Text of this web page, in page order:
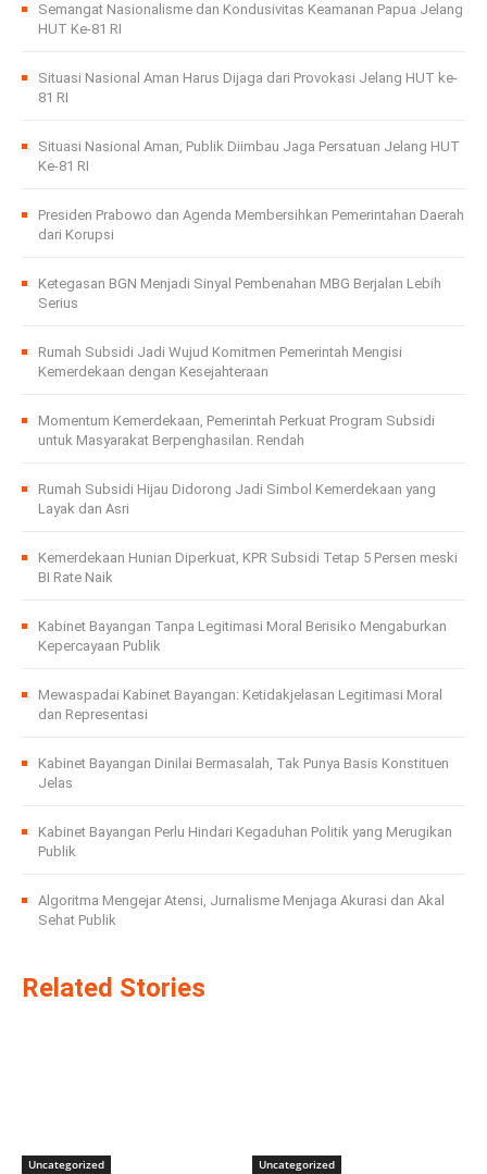
Semangat Nasionalisme dan Kondusivitas Keamanan Papua Jelang
HUT Ke-81 RI
Situasi Nasional Aman Harus Dijaga dari Provokasi Jelang HUT ke-
81 RI
Situasi Nasional Aman, Publik Diimbau Jaga Persatuan Jelang HUT
Ke-81 RI
Presiden Prabowo dan Agenda Membersihkan Pemerintahan Daerah
dari Korupsi
Ketegasan BGN Menjadi Sinyal Pembenahan MBG Berjalan Lebih
Serius
Rumah Subsidi Jadi Wujud Komitmen Pemerintah Mengisi
Kemerdekaan dengan Kesejahteraan
Momentum Kemerdekaan, Pemerintah Perkuat Program Subsidi
untuk Masyarakat Berpenghasilan. Rendah
Rumah Subsidi Hijau Didorong Jadi Simbol Kemerdekaan yang
Layak dan Asri
Kemerdekaan Hunian Diperkuat, KPR Subsidi Tetap 5 Persen meski
BI Rate Naik
Kabinet Bayangan Tanpa Legitimasi Moral Berisiko Mengaburkan
Kepercayaan Publik
Mewaspadai Kabinet Bayangan: Ketidakjelasan Legitimasi Moral
dan Representasi
Kabinet Bayangan Dinilai Bermasalah, Tak Punya Basis Konstituen
Jelas
Kabinet Bayangan Perlu Hindari Kegaduhan Politik yang Merugikan
Publik
Algoritma Mengejar Atensi, Jurnalisme Menjaga Akurasi dan Akal
Sehat Publik
Related Stories
Uncategorized Uncategorized